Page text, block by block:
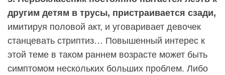
другим детям в трусы, пристраивается сзади,
имитируя половой акт, и уговаривает девочек
станцевать стриптиз… Повышенный интерес к
этой теме в таком раннем возрасте может быть
симптомом нескольких больших проблем. Либо